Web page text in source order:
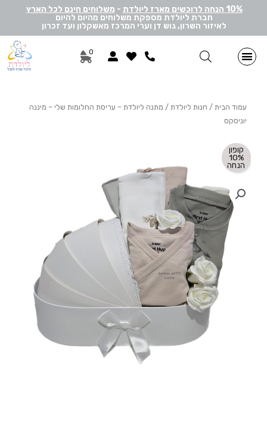
10% הנחה לרוכשים מארז ליולדת - משלוחים חינם לכל הארץ
חברת ליולדת מספקת משלוחים מהיום להיום
לאיזור השרון, גוש דן וערי המרכז מאשקלון ועד זכרון
0
עמוד הבית / חנות ליולדת / מתנה ליולדת – עריסת החלומות שלי – מיננה
יוניסקס
קופון
10%
הנחה